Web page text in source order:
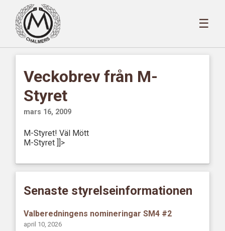
☰
Veckobrev från M-
Styret
mars 16, 2009
M-Styret! Väl Mött
M-Styret ]]>
Senaste styrelseinformationen
Valberedningens nomineringar SM4 #2
april 10, 2026